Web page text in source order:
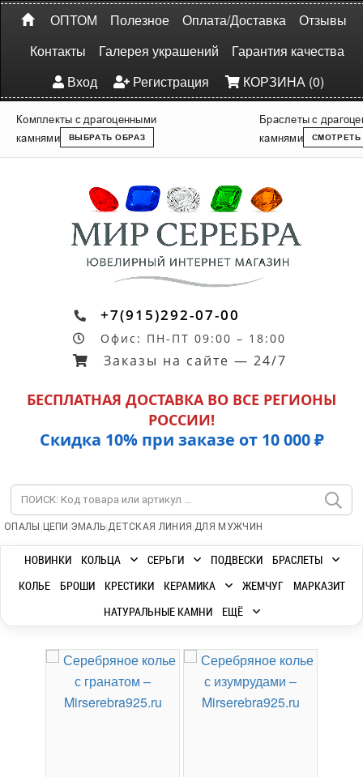
ОПТОМ Полезное Оплата/Доставка
Отзывы
Контакты
Галерея украшений
Гарантия качества
Вход
Регистрация КОРЗИНА (0)
Комплекты с драгоценными
камнями
ВЫБРАТЬ ОБРАЗ
Браслеты с
камнями
СМОТРЕТЬ
+7(915)292-07-00
Офис: ПН-ПТ 09:00 – 18:00
Заказы на сайте — 24/7
БЕСПЛАТНАЯ ДОСТАВКА ВО ВСЕ РЕГИОНЫ
РОССИИ!
Скидка 10% при заказе от 10 000 ₽
ОПАЛЫ | ЦЕПИ |ЭМАЛЬ|ДЕТСКАЯ ЛИНИЯ |ДЛЯ МУЖЧИН
НОВИНКИ КОЛЬЦА СЕРЬГИ ПОДВЕСКИ
БРАСЛЕТЫ
КОЛЬЕ
БРОШИ КРЕСТИКИ КЕРАМИКА ЖЕМЧУГ
МАРКАЗИТ
НАТУРАЛЬНЫЕ КАМНИ
ЕЩЁ